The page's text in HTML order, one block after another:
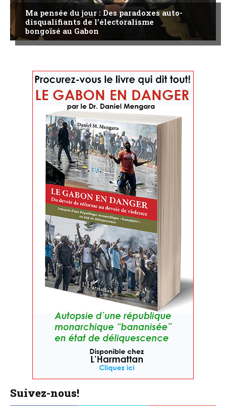
Ma pensée du jour : Des paradoxes auto-
disqualifiants de l’électoralisme
bongoïsé au Gabon
Suivez-nous!